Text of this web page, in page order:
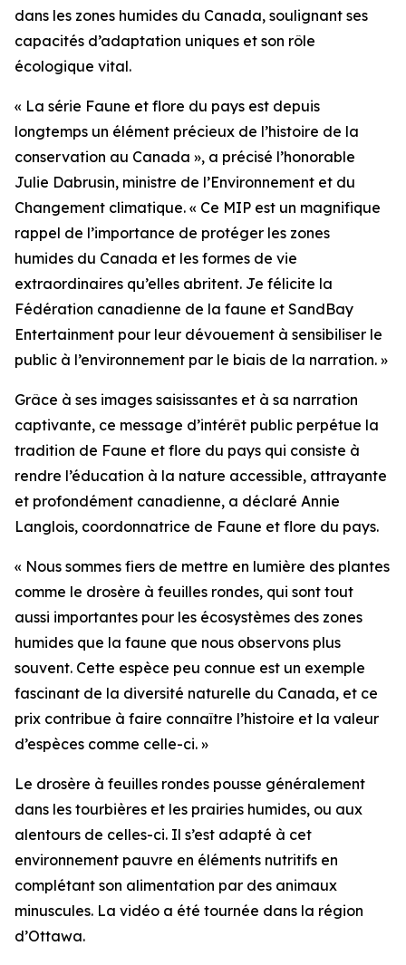
dans les zones humides du Canada, soulignant ses
capacités d’adaptation uniques et son rôle
écologique vital.
« La série Faune et flore du pays est depuis
longtemps un élément précieux de l’histoire de la
conservation au Canada », a précisé l’honorable
Julie Dabrusin, ministre de l’Environnement et du
Changement climatique. « Ce MIP est un magnifique
rappel de l’importance de protéger les zones
humides du Canada et les formes de vie
extraordinaires qu’elles abritent. Je félicite la
Fédération canadienne de la faune et SandBay
Entertainment pour leur dévouement à sensibiliser le
public à l’environnement par le biais de la narration. »
Grâce à ses images saisissantes et à sa narration
captivante, ce message d’intérêt public perpétue la
tradition de Faune et flore du pays qui consiste à
rendre l’éducation à la nature accessible, attrayante
et profondément canadienne, a déclaré Annie
Langlois, coordonnatrice de Faune et flore du pays.
« Nous sommes fiers de mettre en lumière des plantes
comme le drosère à feuilles rondes, qui sont tout
aussi importantes pour les écosystèmes des zones
humides que la faune que nous observons plus
souvent. Cette espèce peu connue est un exemple
fascinant de la diversité naturelle du Canada, et ce
prix contribue à faire connaître l’histoire et la valeur
d’espèces comme celle-ci. »
Le drosère à feuilles rondes pousse généralement
dans les tourbières et les prairies humides, ou aux
alentours de celles-ci. Il s’est adapté à cet
environnement pauvre en éléments nutritifs en
complétant son alimentation par des animaux
minuscules. La vidéo a été tournée dans la région
d’Ottawa.